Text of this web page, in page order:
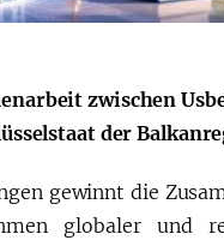
va
zwischen
der
gewinnt die
globaler und